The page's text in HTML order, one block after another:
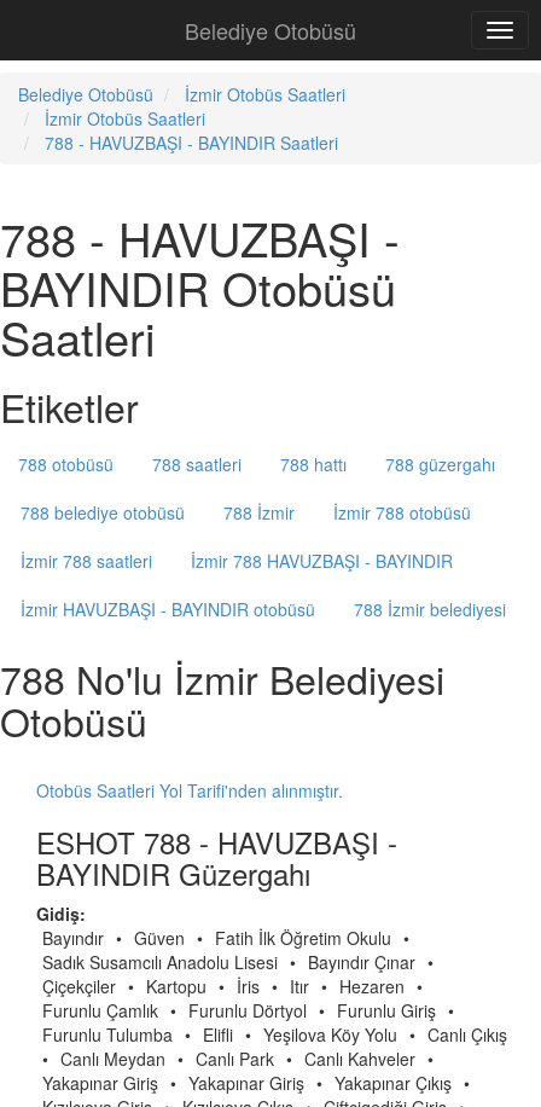
Belediye Otobüsü
Belediye Otobüsü
İzmir Otobüs Saatleri
İzmir Otobüs Saatleri
788 - HAVUZBAŞI - BAYINDIR Saatleri
788 - HAVUZBAŞI -
BAYINDIR Otobüsü
Saatleri
Etiketler
788 otobüsü 788 saatleri 788 hattı
788 güzergahı
788 belediye otobüsü
788 İzmir
İzmir 788 otobüsü
İzmir 788 saatleri
İzmir 788 HAVUZBAŞI - BAYINDIR
İzmir HAVUZBAŞI - BAYINDIR otobüsü
788 İzmir belediyesi
788 No'lu İzmir Belediyesi
Otobüsü
Otobüs Saatleri Yol Tarifi'nden alınmıştır.
ESHOT 788 - HAVUZBAŞI -
BAYINDIR Güzergahı
Gidiş:
Bayındır • Güven • Fatih İlk Öğretim Okulu •
Sadık Susamcılı Anadolu Lisesi • Bayındır Çınar •
Çiçekçiler • Kartopu • İris • Itır • Hezaren •
Furunlu Çamlık • Furunlu Dörtyol • Furunlu Giriş •
Furunlu Tulumba • Elifli • Yeşilova Köy Yolu • Canlı Çıkış
• Canlı Meydan • Canlı Park • Canlı Kahveler •
Yakapınar Giriş • Yakapınar Giriş • Yakapınar Çıkış •